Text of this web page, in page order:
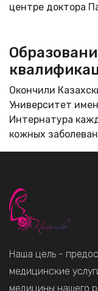
центре доктора
Окончили
Университет
Интернатура
кожных
Наша цель -
медицинские
медицины нашего